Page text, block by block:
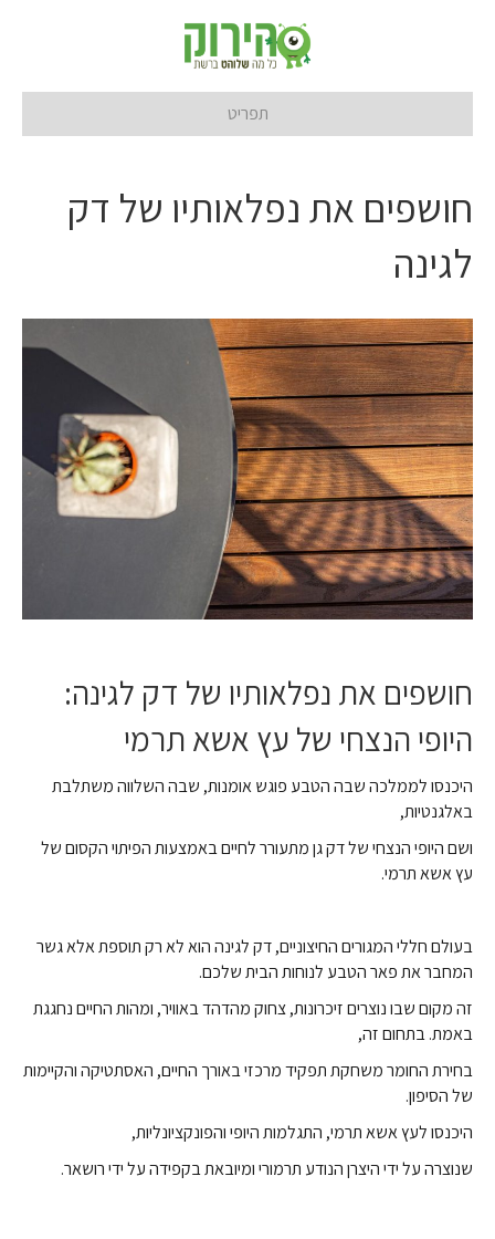
תפריט
חושפים את נפלאותיו של דק
לגינה
חושפים את נפלאותיו של דק לגינה:
היופי הנצחי של עץ אשא תרמי
היכנסו לממלכה שבה הטבע פוגש אומנות, שבה השלווה משתלבת
באלגנטיות,
ושם היופי הנצחי של דק גן מתעורר לחיים באמצעות הפיתוי הקסום של
עץ אשא תרמי.
בעולם חללי המגורים החיצוניים, דק לגינה הוא לא רק תוספת אלא גשר
המחבר את פאר הטבע לנוחות הבית שלכם.
זה מקום שבו נוצרים זיכרונות, צחוק מהדהד באוויר, ומהות החיים נחגגת
באמת. בתחום זה,
בחירת החומר משחקת תפקיד מרכזי באורך החיים, האסתטיקה והקיימות
של הסיפון.
היכנסו לעץ אשא תרמי, התגלמות היופי והפונקציונליות,
שנוצרה על ידי היצרן הנודע תרמורי ומיובאת בקפידה על ידי רושאר.